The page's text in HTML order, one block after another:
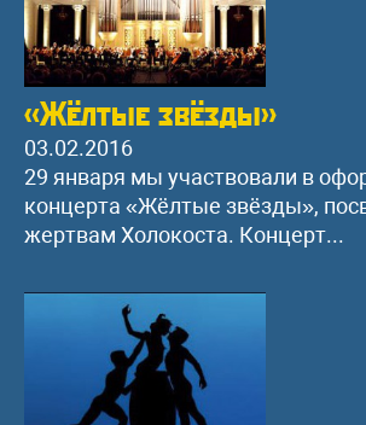
«Жёлтые звёзды»
03.02.2016
29 января мы участвовали в
концерта «Жёлтые звёзды»,
жертвам Холокоста. Концерт...